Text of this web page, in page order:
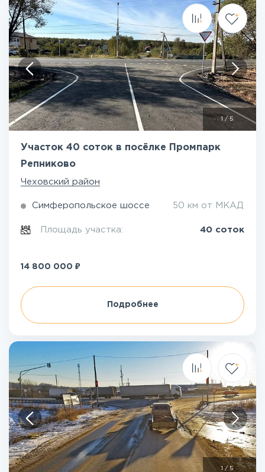
/ 5
Участок 40 соток в посёлке Промпарк
Репниково
Чеховский район
Симферопольское шоссе 50 км от МКАД
Площадь участка: 40 соток
14 800 000 ₽
Подробнее
1 / 5